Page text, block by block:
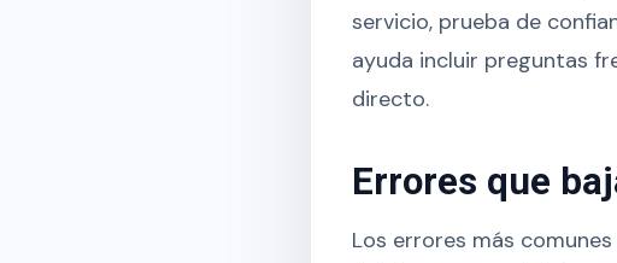
servicio, prueba de
ayuda incluir preguntas
directo.
Errores que
Los errores más